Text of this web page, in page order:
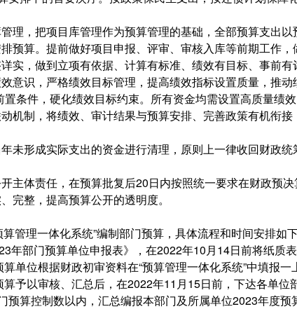
理，把项目库管理作为预算管理的基础，全部预算支出
预算。提前做好项目申报、评审、审核入库等前期工作
，做到立项有依据、计算有标准、绩效有目标、事前有
意识，严格绩效目标管理，提高绩效指标设置质量，推
条件，硬化绩效目标约束。所有资金均需设置高质量绩
机制，将绩效、审计结果与预算安排、完善政策有机衔
未形成实际支出的资金进行清理，原则上一律收回财政
主体责任，在预算批复后20日内按照统一要求在财政预
完整，提高预算公开的透明度。
管理一体化系统”编制部门预算，具体流程和时间安排如下
年部门预算单位申报表》，在2022年10月14日前将纸质
单位根据财政初审资料在“预算管理一体化系统”中填报一
算予以审核、汇总后，在2022年11月15日前，下达各单位
预算控制数以内，汇总编报本部门及所属单位2023年度